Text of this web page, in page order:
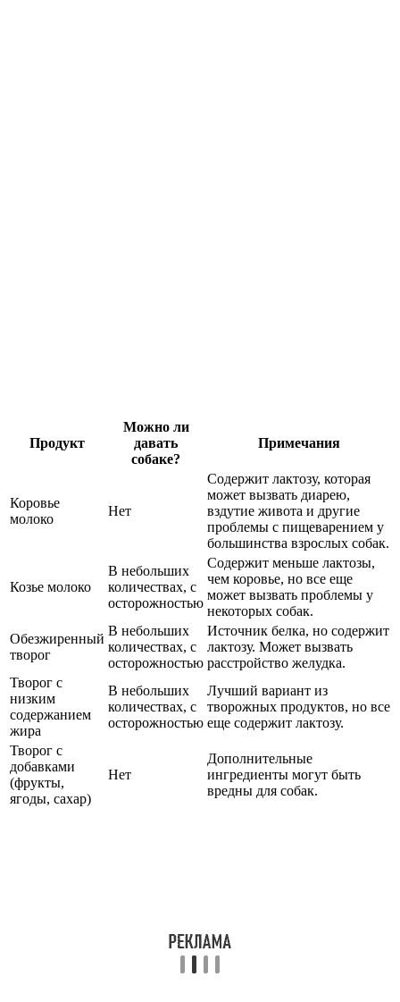
Продукт
Можно ли
давать
собаке?
Примечания
Коровье
молоко
Нет
Содержит лактозу, которая
может вызвать диарею,
вздутие живота и другие
проблемы с пищеварением у
большинства взрослых собак.
Козье молоко
В небольших
количествах, с
осторожностью
Содержит меньше лактозы,
чем коровье, но все еще
может вызвать проблемы у
некоторых собак.
Обезжиренный
творог
В небольших
количествах, с
осторожностью
Источник белка, но содержит
лактозу. Может вызвать
расстройство желудка.
Творог с
низким
содержанием
жира
В небольших
количествах, с
осторожностью
Лучший вариант из
творожных продуктов, но все
еще содержит лактозу.
Творог с
добавками
(фрукты,
ягоды, сахар)
Нет
Дополнительные
ингредиенты могут быть
вредны для собак.